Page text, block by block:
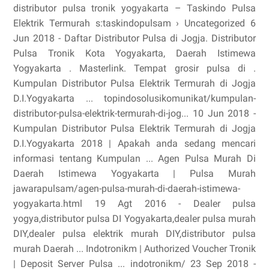
distributor pulsa tronik yogyakarta – Taskindo Pulsa
Elektrik Termurah s:taskindopulsam › Uncategorized 6
Jun 2018 - Daftar Distributor Pulsa di Jogja. Distributor
Pulsa Tronik Kota Yogyakarta, Daerah Istimewa
Yogyakarta . Masterlink. Tempat grosir pulsa di .
Kumpulan Distributor Pulsa Elektrik Termurah di Jogja
D.I.Yogyakarta ... topindosolusikomunikat/kumpulan-
distributor-pulsa-elektrik-termurah-di-jog... 10 Jun 2018 -
Kumpulan Distributor Pulsa Elektrik Termurah di Jogja
D.I.Yogyakarta 2018 | Apakah anda sedang mencari
informasi tentang Kumpulan ... Agen Pulsa Murah Di
Daerah Istimewa Yogyakarta | Pulsa Murah
jawarapulsam/agen-pulsa-murah-di-daerah-istimewa-
yogyakarta.html 19 Agt 2016 - Dealer pulsa
yogya,distributor pulsa DI Yogyakarta,dealer pulsa murah
DIY,dealer pulsa elektrik murah DIY,distributor pulsa
murah Daerah ... Indotronikm | Authorized Voucher Tronik
| Deposit Server Pulsa ... indotronikm/ 23 Sep 2018 -